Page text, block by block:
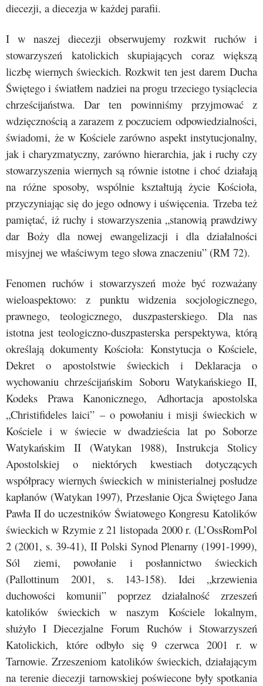
diecezji, a diecezja w każdej parafii.
I w naszej diecezji obserwujemy rozkwit ruchów i
stowarzyszeń katolickich skupiających coraz większą
liczbę wiernych świeckich. Rozkwit ten jest darem Ducha
Świętego i światłem nadziei na progu trzeciego tysiąclecia
chrześcijaństwa. Dar ten powinniśmy przyjmować z
wdzięcznością a zarazem z poczuciem odpowiedzialności,
świadomi, że w Kościele zarówno aspekt instytucjonalny,
jak i charyzmatyczny, zarówno hierarchia, jak i ruchy czy
stowarzyszenia wiernych są równie istotne i choć działają
na różne sposoby, wspólnie kształtują życie Kościoła,
przyczyniając się do jego odnowy i uświęcenia. Trzeba też
pamiętać, iż ruchy i stowarzyszenia „stanowią prawdziwy
dar Boży dla nowej ewangelizacji i dla działalności
misyjnej we właściwym tego słowa znaczeniu” (RM 72).
Fenomen ruchów i stowarzyszeń może być rozważany
wieloaspektowo: z punktu widzenia socjologicznego,
prawnego, teologicznego, duszpasterskiego. Dla nas
istotna jest teologiczno-duszpasterska perspektywa, którą
określają dokumenty Kościoła: Konstytucja o Kościele,
Dekret o apostolstwie świeckich i Deklaracja o
wychowaniu chrześcijańskim Soboru Watykańskiego II,
Kodeks Prawa Kanonicznego, Adhortacja apostolska
„Christifideles laici” – o powołaniu i misji świeckich w
Kościele i w świecie w dwadzieścia lat po Soborze
Watykańskim II (Watykan 1988), Instrukcja Stolicy
Apostolskiej o niektórych kwestiach dotyczących
współpracy wiernych świeckich w ministerialnej posłudze
kapłanów (Watykan 1997), Przesłanie Ojca Świętego Jana
Pawła II do uczestników Światowego Kongresu Katolików
świeckich w Rzymie z 21 listopada 2000 r. (L’OssRomPol
2 (2001, s. 39-41), II Polski Synod Plenarny (1991-1999),
Sól ziemi, powołanie i posłannictwo świeckich
(Pallottinum 2001, s. 143-158). Idei „krzewienia
duchowości komunii” poprzez działalność zrzeszeń
katolików świeckich w naszym Kościele lokalnym,
służyło I Diecezjalne Forum Ruchów i Stowarzyszeń
Katolickich, które odbyło się 9 czerwca 2001 r. w
Tarnowie. Zrzeszeniom katolików świeckich, działającym
na terenie diecezji tarnowskiej poświecone były spotkania